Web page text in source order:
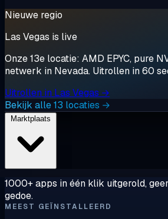
Nieuwe regio
Las Vegas is live
Onze 13e locatie: AMD EPYC, pure
netwerk in Nevada. Uitrollen in 60
Uitrollen in Las Vegas →
Bekijk alle 13 locaties →
1000+ apps in één klik uitgerold,
gedoe.
MEEST GEÏNSTALLEERD